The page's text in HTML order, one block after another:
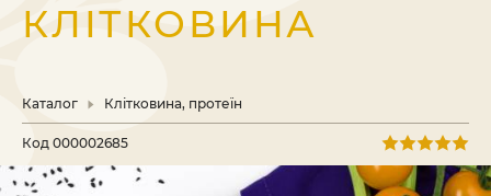
КЛІТКОВИНА
Каталог Клітковина, протеїн
Код 000002685